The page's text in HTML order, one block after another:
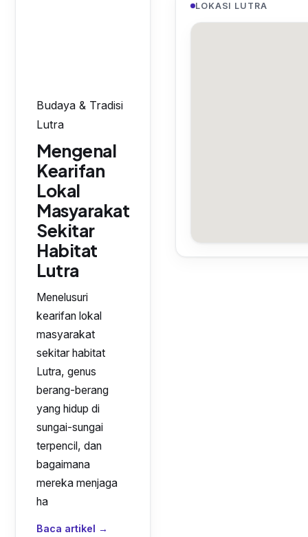
Budaya & Tradisi
Lutra
Mengenal
Kearifan
Lokal
Masyarakat
Sekitar
Habitat
Lutra
Menelusuri
kearifan lokal
masyarakat
sekitar habitat
Lutra, genus
berang-berang
yang hidup di
sungai-sungai
terpencil, dan
bagaimana
mereka menjaga
ha
Baca artikel →
LOKASI LUTRA